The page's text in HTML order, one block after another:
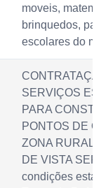
moveis,
brinquedos,
escolares do
SERVIÇOS
PARA
PONTOS DE
ZONA RURAL
DE VISTA
condições